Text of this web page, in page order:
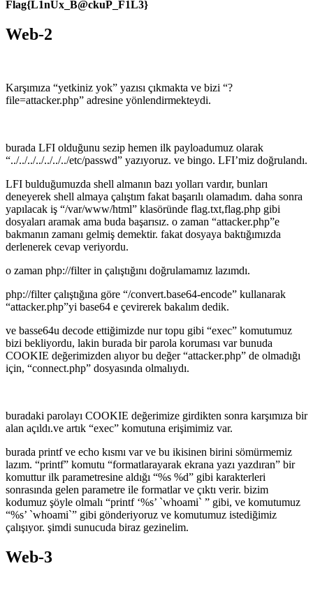
Flag{L1nUx_B@ckuP_F1L3}
Web-2
Karşımıza “yetkiniz yok” yazısı çıkmakta ve bizi “?
file=attacker.php” adresine yönlendirmekteydi.
burada LFI olduğunu sezip hemen ilk payloadumuz olarak
“../../../../../../../etc/passwd” yazıyoruz. ve bingo. LFI’miz doğrulandı.
LFI bulduğumuzda shell almanın bazı yolları vardır, bunları
deneyerek shell almaya çalıştım fakat başarılı olamadım. daha sonra
yapılacak iş “/var/www/html” klasöründe flag.txt,flag.php gibi
dosyaları aramak ama buda başarısız. o zaman “attacker.php”e
bakmanın zamanı gelmiş demektir. fakat dosyaya baktığımızda
derlenerek cevap veriyordu.
o zaman php://filter in çalıştığını doğrulamamız lazımdı.
php://filter çalıştığına göre “/convert.base64-encode” kullanarak
“attacker.php”yi base64 e çevirerek bakalım dedik.
ve basse64u decode ettiğimizde nur topu gibi “exec” komutumuz
bizi bekliyordu, lakin burada bir parola koruması var bunuda
COOKIE değerimizden alıyor bu değer “attacker.php” de olmadığı
için, “connect.php” dosyasında olmalıydı.
buradaki parolayı COOKIE değerimize girdikten sonra karşımıza bir
alan açıldı.ve artık “exec” komutuna erişimimiz var.
burada printf ve echo kısmı var ve bu ikisinen birini sömürmemiz
lazım. “printf” komutu “formatlarayarak ekrana yazı yazdıran” bir
komuttur ilk parametresine aldığı “%s %d” gibi karakterleri
sonrasında gelen parametre ile formatlar ve çıktı verir. bizim
kodumuz şöyle olmalı “printf ‘%s’ `whoami` ” gibi, ve komutumuz
“%s’ `whoami`” gibi gönderiyoruz ve komutumuz istediğimiz
çalışıyor. şimdi sunucuda biraz gezinelim.
Web-3